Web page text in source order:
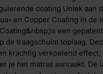
de pocketveer, Clima
De Cool Motion 7
tussen- en toplaag, terwijl
pocketveer, tussen- en
coating Uniek aan
en Copper Coating in de
een
de traagschuim toplaag.
krachtig verkoelend effect,
je het matras aanraakt. De